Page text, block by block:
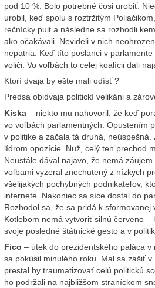
pod 10 %. Bolo potrebné čosi urobiť.
urobil, keď spolu s roztržitým
rečnícky pult a následne sa rozhodli
ako očakávali. Nevideli v nich
nepatria. Keď títo poslanci v
voliči. Vo voľbách to celej koalícii dali
Ktorí dvaja by ešte mali odísť ?
Predsa obidvaja politickí velikáni a
Kiska – niekto mu nahovoril, že keď
vo voľbách parlamentných. Opustením
v politike a začala tá druhá,
lídrom opozície. Nuž, celý ten prechod
Neustále dával najavo, že nemá
voľbami vyzeral znechutený z nízkych
všelijakých pochybných podnikateľov,
internete. Nakoniec sa síce dostal do
Rozhodol sa, že sa pridá k
Kotlebom nemá vytvoriť silnú červeno
svoje posledné štátnické gesto a v
Fico – útek do prezidentského paláca
sa pokúsil minulého roku. Mal sa zašiť
prestal by traumatizovať celú politickú
ho podržali na najbližšom straníckom